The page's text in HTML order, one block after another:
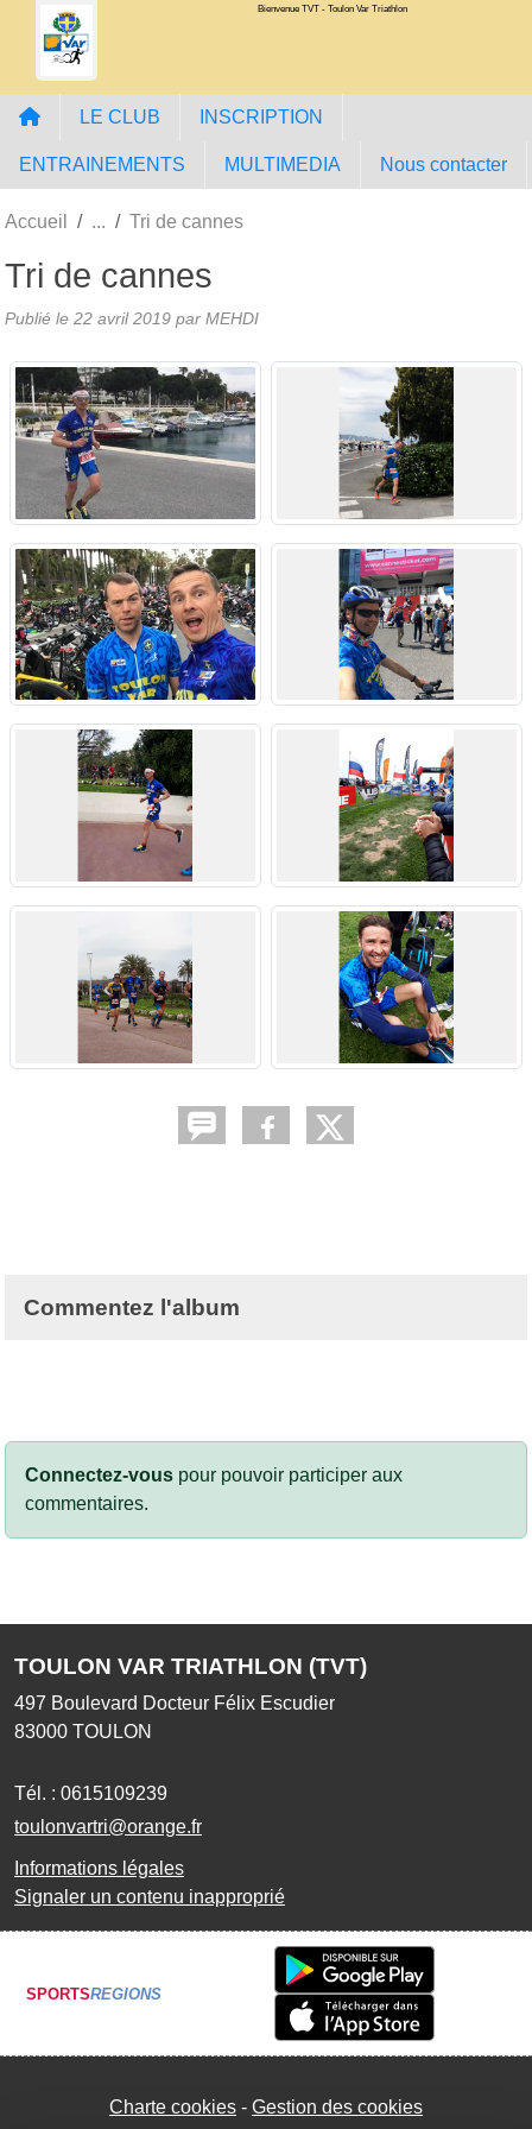
Bienvenue TVT - Toulon Var Triathlon
LE CLUB INSCRIPTION
ENTRAINEMENTS MULTIMEDIA Nous contacter
Accueil Tri de cannes
Tri de cannes
Publié le 22 avril 2019 par MEHDI
Commentez l'album
Connectez-vous pour pouvoir participer aux
commentaires.
TOULON VAR TRIATHLON (TVT)
497 Boulevard Docteur Félix Escudier
83000 TOULON
Tél. : 0615109239
toulonvartri@orange.fr
Informations légales
Signaler un contenu inapproprié
SPORTSREGIONS
Charte cookies Gestion des cookies
Panneau de gestion des cookies